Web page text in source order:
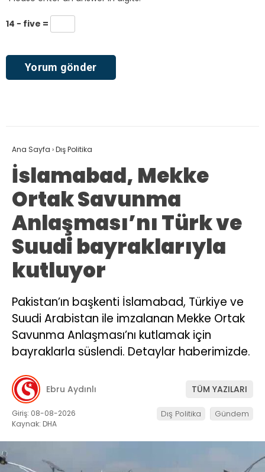
14 − five =
Ana Sayfa ›Dış Politika
İslamabad, Mekke
Ortak Savunma
Anlaşması’nı Türk ve
Suudi bayraklarıyla
kutluyor
Pakistan’ın başkenti İslamabad, Türkiye ve
Suudi Arabistan ile imzalanan Mekke Ortak
Savunma Anlaşması’nı kutlamak için
bayraklarla süslendi. Detaylar haberimizde.
Ebru Aydınlı TÜM YAZILARI
Giriş: 08-08-2026
Kaynak: DHA
Dış Politika Gündem